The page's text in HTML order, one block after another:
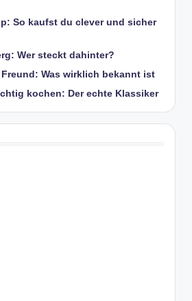
So kaufst du clever und sicher
Wer steckt dahinter?
Was wirklich bekannt ist
kochen: Der echte Klassiker